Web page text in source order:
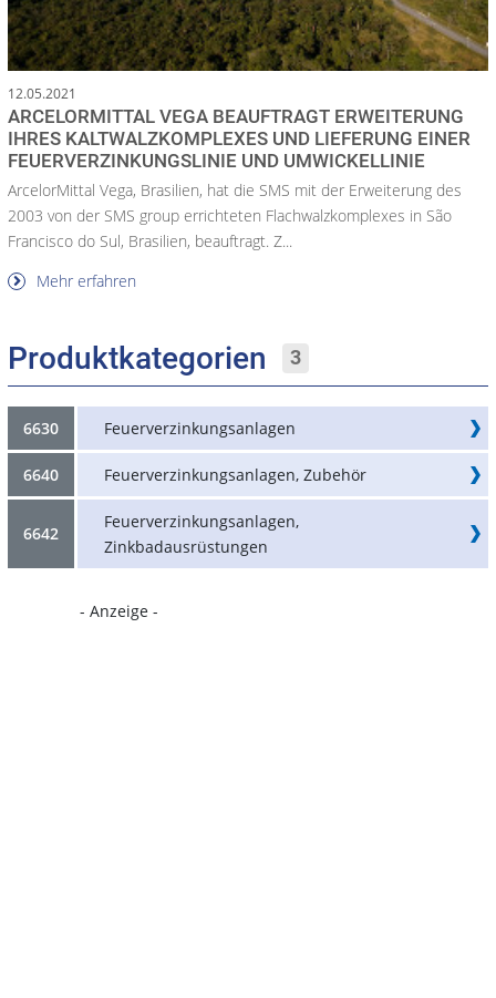
12.05.2021
ARCELORMITTAL VEGA BEAUFTRAGT ERWEITERUNG
IHRES KALTWALZKOMPLEXES UND LIEFERUNG EINER
FEUERVERZINKUNGSLINIE UND UMWICKELLINIE
ArcelorMittal Vega, Brasilien, hat die SMS mit der Erweiterung des
2003 von der SMS group errichteten Flachwalzkomplexes in São
Francisco do Sul, Brasilien, beauftragt. Z...
Mehr erfahren
Produktkategorien 3
6630 Feuerverzinkungsanlagen
6640 Feuerverzinkungsanlagen, Zubehör
6642
Feuerverzinkungsanlagen,
Zinkbadausrüstungen
- Anzeige -